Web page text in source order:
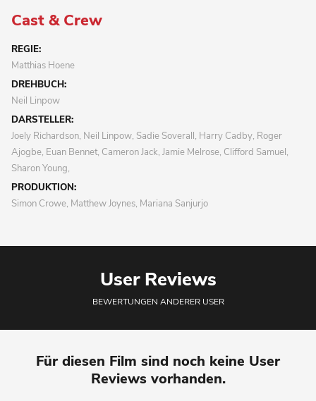
Cast & Crew
REGIE:
Matthias Hoene
DREHBUCH:
Neil Linpow
DARSTELLER:
Joely Richardson, Neil Linpow, Sadie Soverall, Harry Cadby, Roger
Ajogbe, Euan Bennet, Cameron Jack, Jamie Melrose, Clifford Samuel,
Sharon Young,
PRODUKTION:
Simon Crowe, Matthew Joynes, Mariana Sanjurjo
User Reviews
BEWERTUNGEN ANDERER USER
Für diesen Film sind noch keine User
Reviews vorhanden.